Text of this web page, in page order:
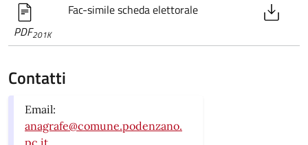
PDF201K
Fac-simile scheda elettorale
Contatti
Email:
anagrafe@comune.podenzano.
pc.it